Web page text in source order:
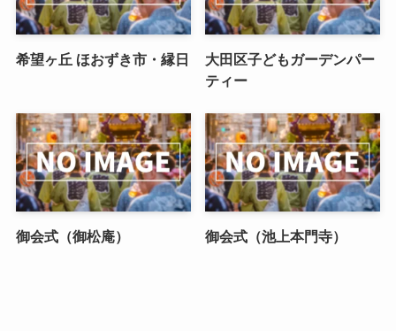
希望ヶ丘 ほおずき市・縁日
大田区子どもガーデンパー
ティー
御会式（御松庵） 御会式（池上本門寺）